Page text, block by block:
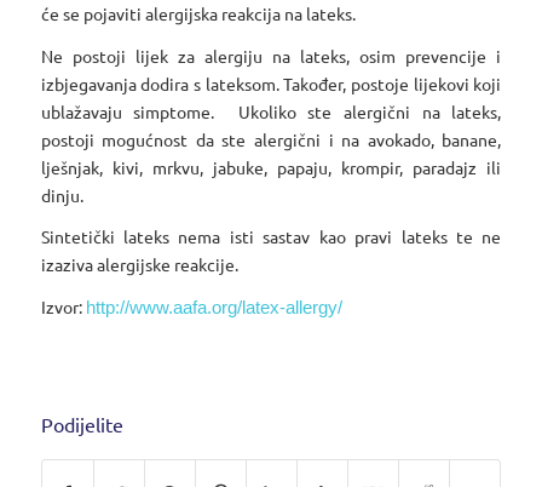
će se pojaviti alergijska reakcija na lateks.
Ne postoji lijek za alergiju na lateks, osim prevencije i
izbjegavanja dodira s lateksom. Također, postoje lijekovi koji
ublažavaju simptome. Ukoliko ste alergični na lateks,
postoji mogućnost da ste alergični i na avokado, banane,
lješnjak, kivi, mrkvu, jabuke, papaju, krompir, paradajz ili
dinju.
Sintetički lateks nema isti sastav kao pravi lateks te ne
izaziva alergijske reakcije.
Izvor: http://www.aafa.org/latex-allergy/
Podijelite